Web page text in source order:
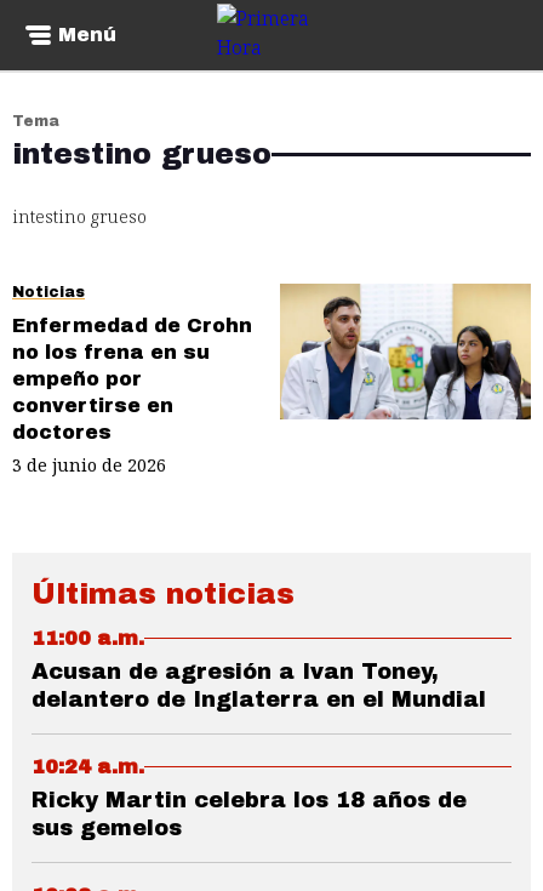
Menú
Tema
intestino grueso
intestino grueso
Noticias
Enfermedad de Crohn
no los frena en su
empeño por
convertirse en
doctores
3 de junio de 2026
Últimas noticias
11:00 a.m.
Acusan de agresión a Ivan Toney,
delantero de Inglaterra en el Mundial
10:24 a.m.
Ricky Martin celebra los 18 años de
sus gemelos